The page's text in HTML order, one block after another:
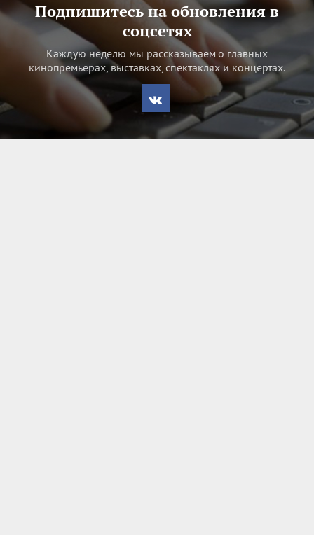
Подпишитесь на обновления в
соцсетях
Каждую неделю мы рассказываем о главных
кинопремьерах, выставках, спектаклях и концертах.